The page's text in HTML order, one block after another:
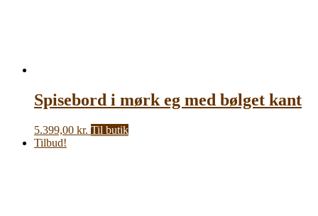
Spisebord i mørk eg med bølget kant
5.399,00 kr. Til butik
Tilbud!